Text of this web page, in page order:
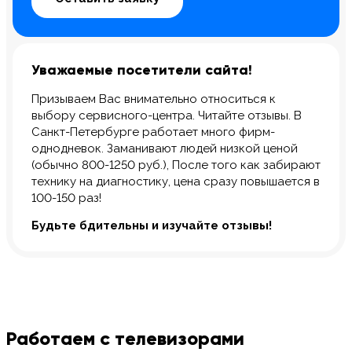
Уважаемые посетители сайта!
Призываем Вас внимательно относиться к
выбору сервисного-центра. Читайте отзывы. В
Санкт-Петербурге работает много фирм-
однодневок. Заманивают людей низкой ценой
(обычно 800-1250 руб.), После того как забирают
технику на диагностику, цена сразу повышается в
100-150 раз!
Будьте бдительны и изучайте отзывы!
Работаем с телевизорами